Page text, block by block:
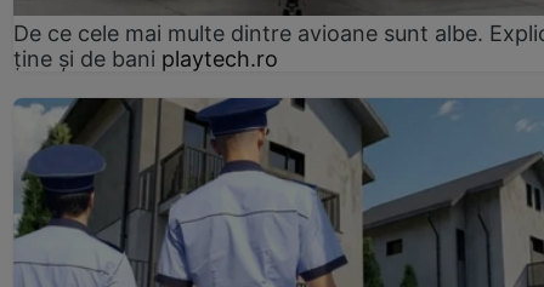
De ce cele mai multe dintre avioane sunt albe.
ține și de bani playtech.ro